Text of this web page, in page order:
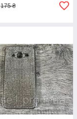
175 ₴